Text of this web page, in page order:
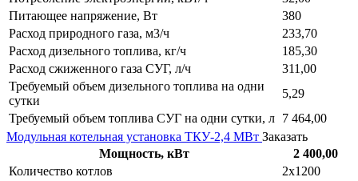
Питающее напряжение, Вт
380
Расход природного газа, м3/ч
233,70
Расход дизельного топлива, кг/ч
185,30
Расход сжиженного газа СУГ, л/ч
311,00
Требуемый объем дизельного топлива на одни
сутки
5,29
Требуемый объем топлива СУГ на одни сутки, л 7 464,00
Модульная котельная установка ТКУ-2,4 МВт Заказать
Мощность, кВт
2 400,00
Количество котлов
2х1200